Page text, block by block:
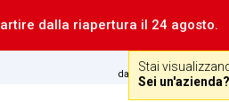
dalla riapertura il 24 agosto.
Assistenza gratuita
dal lun al ven 8-12 14-18
Stai
Sei un'azienda?